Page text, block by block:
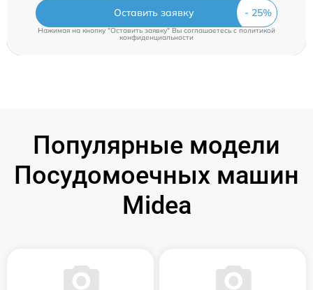
Оставить заявку
Нажимая на кнопку "Оставить заявку" Вы соглашаетесь cполитикой
конфиденциальности
Популярные модели
Посудомоечных машин
Midea